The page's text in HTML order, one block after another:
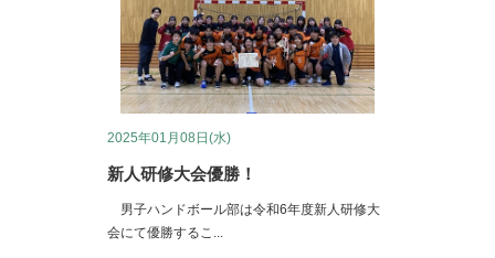
2025年01月08日(水)
新人研修大会優勝！
男子ハンドボール部は令和6年度新人研修大
会にて優勝するこ...